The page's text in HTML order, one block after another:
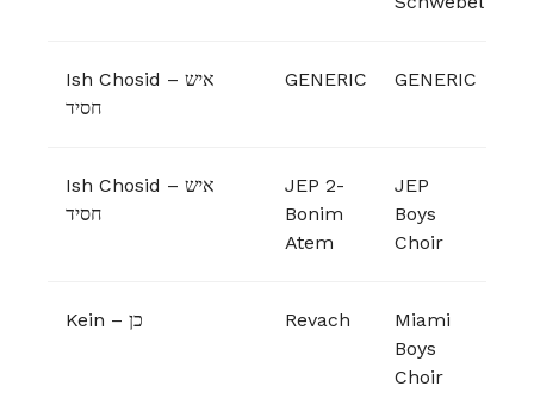
Ish Chosid – איש
חסיד
GENERIC GENERIC
Ish Chosid – איש
חסיד
JEP 2-
Bonim
Atem
JEP
Boys
Choir
Kein – כן Revach
Miami
Boys
Choir